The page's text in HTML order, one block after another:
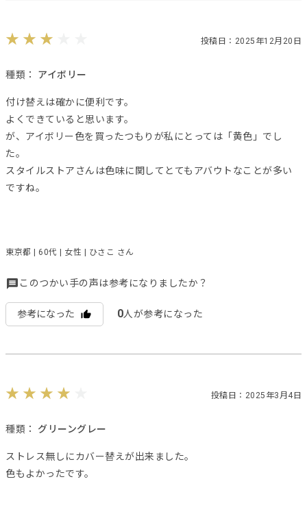
投稿日：2025年12月20日
種類： アイボリー
付け替えは確かに便利です。
よくできていると思います。
が、アイボリー色を買ったつもりが私にとっては「黄色」でし
た。
スタイルストアさんは色味に関してとてもアバウトなことが多い
ですね。
東京都 | 60代 | 女性 | ひさこ さん
このつかい手の声は参考になりましたか？
参考になった 0人が参考になった
投稿日：2025年3月4日
種類： グリーングレー
ストレス無しにカバー替えが出来ました。
色もよかったです。